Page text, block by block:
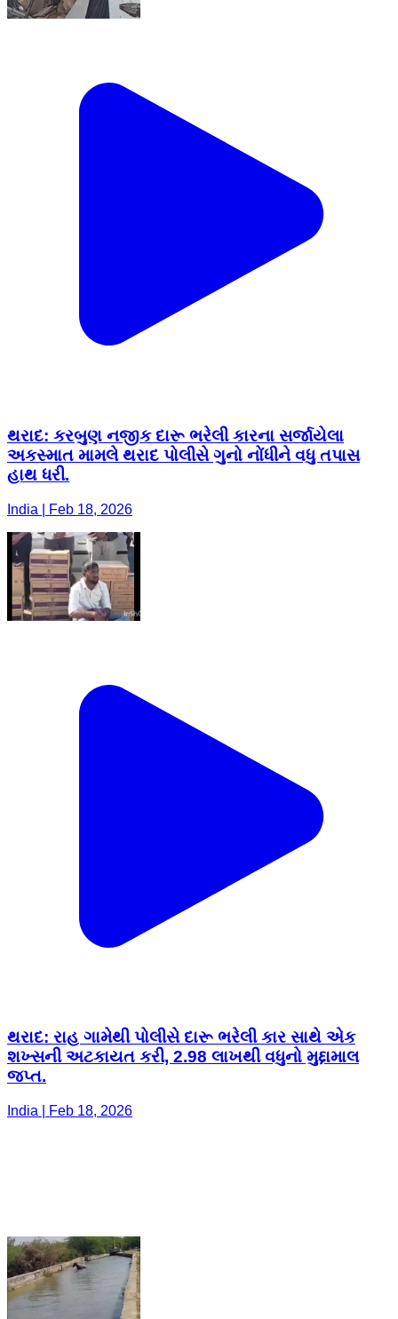
થરાદ: કરબુણ નજીક દારૂ ભરેલી કારના સર્જાયેલા
અકસ્માત મામલે થરાદ પોલીસે ગુનો નોંધીને વધુ તપાસ
હાથ ધરી.
India | Feb 18, 2026
થરાદ: રાહ ગામેથી પોલીસે દારૂ ભરેલી કાર સાથે એક
શખ્સની અટકાયત કરી, 2.98 લાખથી વધુનો મુદ્દામાલ
જપ્ત.
India | Feb 18, 2026